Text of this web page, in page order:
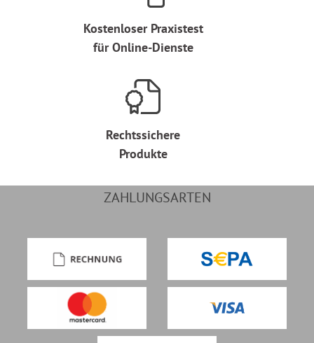
Kostenloser Praxistest
für Online-Dienste
Rechtssichere
Produkte
ZAHLUNGSARTEN